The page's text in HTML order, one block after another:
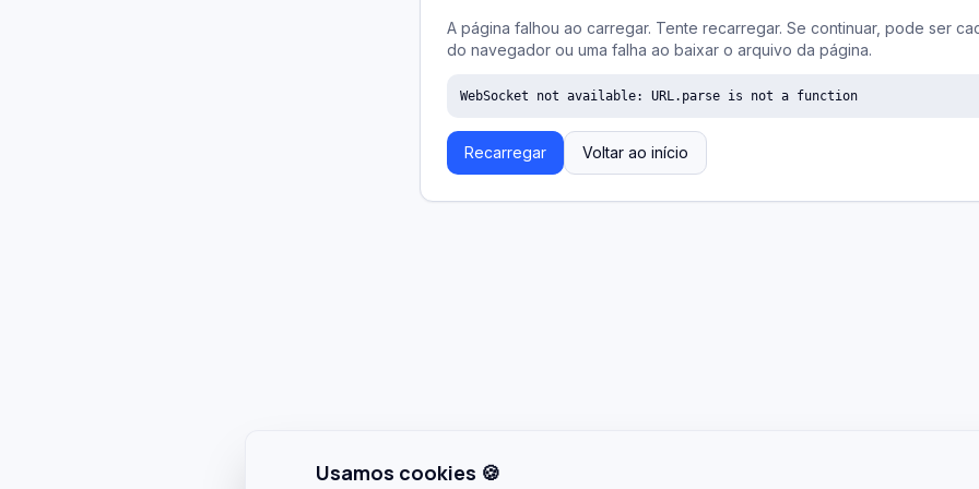
A página falhou ao carregar. Tente recarregar. Se continuar, pode ser
do navegador ou uma falha ao baixar o arquivo da página.
WebSocket not available: URL.parse is not a function
Recarregar Voltar ao início
Usamos cookies 🍪